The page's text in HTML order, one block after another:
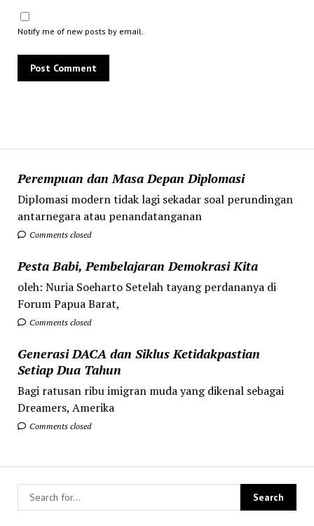
Perempuan dan Masa Depan Diplomasi
Diplomasi modern tidak lagi sekadar soal perundingan
antarnegara atau penandatanganan
Comments closed
Pesta Babi, Pembelajaran Demokrasi Kita
oleh: Nuria Soeharto Setelah tayang perdananya di
Forum Papua Barat,
Comments closed
Generasi DACA dan Siklus Ketidakpastian
Setiap Dua Tahun
Bagi ratusan ribu imigran muda yang dikenal sebagai
Dreamers, Amerika
Comments closed
Notify me of new posts by email.